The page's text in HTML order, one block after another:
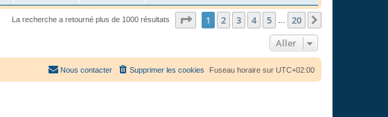
La recherche a retourné plus de 1000 résultats Page sur20
1 2 3 4 5 20
Aller
Fuseau horaire sur UTC+02:00
Supprimer les cookies
Nous contacter